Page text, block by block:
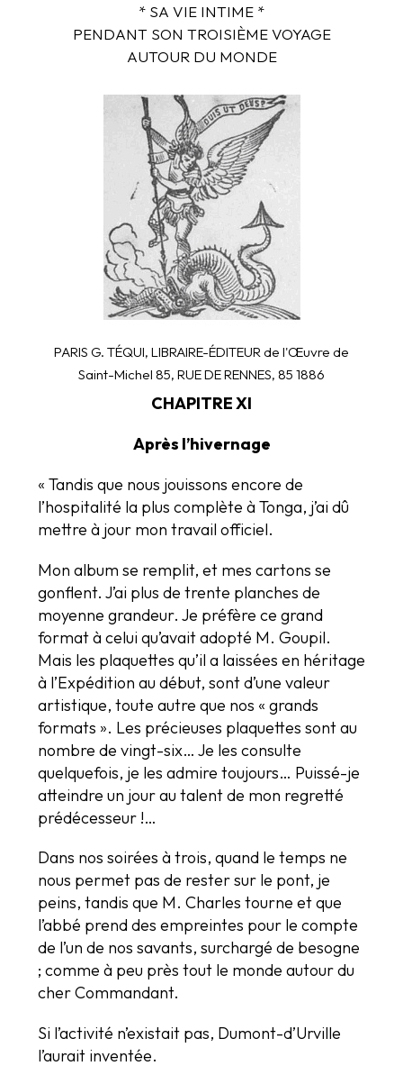
* SA VIE INTIME *
PENDANT SON TROISIÈME VOYAGE
AUTOUR DU MONDE
PARIS G. TÉQUI, LIBRAIRE-ÉDITEUR de l'Œuvre de
Saint-Michel 85, RUE DE RENNES, 85 1886
CHAPITRE XI
Après l’hivernage
« Tandis que nous jouissons encore de
l’hospitalité la plus complète à Tonga, j’ai dû
mettre à jour mon travail officiel.
Mon album se remplit, et mes cartons se
gonflent. J’ai plus de trente planches de
moyenne grandeur. Je préfère ce grand
format à celui qu’avait adopté M. Goupil.
Mais les plaquettes qu’il a laissées en héritage
à l’Expédition au début, sont d’une valeur
artistique, toute autre que nos « grands
formats ». Les précieuses plaquettes sont au
nombre de vingt-six… Je les consulte
quelquefois, je les admire toujours… Puissé-je
atteindre un jour au talent de mon regretté
prédécesseur !…
Dans nos soirées à trois, quand le temps ne
nous permet pas de rester sur le pont, je
peins, tandis que M. Charles tourne et que
l’abbé prend des empreintes pour le compte
de l’un de nos savants, surchargé de besogne
; comme à peu près tout le monde autour du
cher Commandant.
Si l’activité n’existait pas, Dumont-d’Urville
l’aurait inventée.